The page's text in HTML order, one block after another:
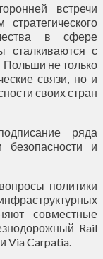
встречи
в сфере
сталкиваются с
Польши не только
связи, но и
своих стран
ряда
безопасности и
политики
совместные
Rail
Via Carpatia.